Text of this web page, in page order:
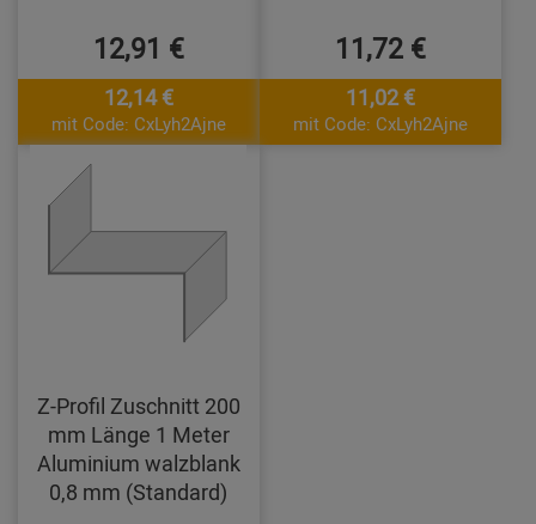
12,91 €
12,14 €
mit Code: CxLyh2Ajne
11,72 €
11,02 €
mit Code: CxLyh2Ajne
Z-Profil Zuschnitt 200
mm Länge 1 Meter
Aluminium walzblank
0,8 mm (Standard)